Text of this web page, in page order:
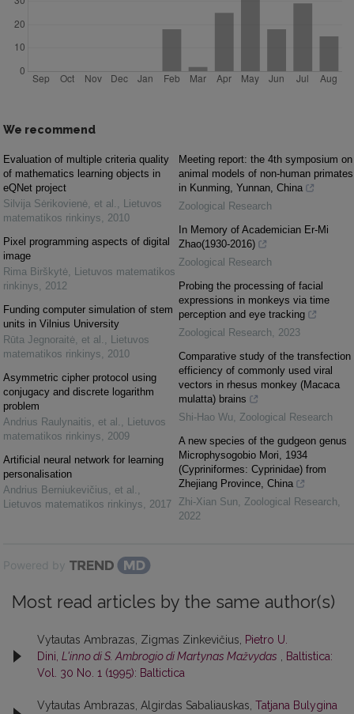
We recommend
Evaluation of multiple criteria quality
of mathematics learning objects in
eQNet project
Silvija Sėrikovienė, et al.
Lietuvos
matematikos rinkinys
2010
Pixel programming aspects of digital
image
Rima Birškytė Lietuvos matematikos
rinkinys
2012
Funding computer simulation of stem
units in Vilnius University
Rūta Jegnoraitė, et al.
Lietuvos
matematikos rinkinys
2010
Asymmetric cipher protocol using
conjugacy and discrete logarithm
problem
Andrius Raulynaitis, et al.
Lietuvos
matematikos rinkinys
2009
Artificial neural network for learning
personalisation
Andrius Berniukevičius, et al.
Lietuvos matematikos rinkinys
2017
Meeting report: the 4th symposium on
animal models of non-human primates
in Kunming, Yunnan, China
Zoological Research
In Memory of Academician Er-Mi
Zhao(1930-2016)
Zoological Research
Probing the processing of facial
expressions in monkeys via time
perception and eye tracking
Zoological Research
2023
Comparative study of the transfection
efficiency of commonly used viral
vectors in rhesus monkey (Macaca
mulatta) brains
Shi-Hao Wu
Zoological Research
A new species of the gudgeon genus
Microphysogobio Mori, 1934
(Cypriniformes: Cyprinidae) from
Zhejiang Province, China
Zhi-Xian Sun
Zoological Research
2022
Powered by
Most read articles by the same author(s)
Vytautas Ambrazas, Zigmas Zinkevičius,
Pietro U.
Dini, L'inno di S. Ambrogio di Martynas Mažvydas
Baltistica:
Vol. 30 No. 1 (1995): Baltictica
Vytautas Ambrazas, Algirdas Sabaliauskas, Tatjana Bulygina